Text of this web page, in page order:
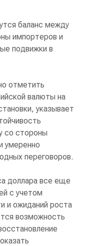
баланс между
импортеров и
подвижки в
отметить
валюты на
указывает
со стороны
умеренно
переговоров.
доллара все еще
с учетом
и ожиданий роста
возможность